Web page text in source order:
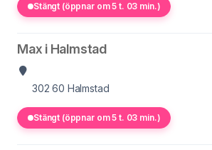
Stängt (öppnar om 5 t. 03 min.)
Max i Halmstad
302 60 Halmstad
Stängt (öppnar om 5 t. 03 min.)